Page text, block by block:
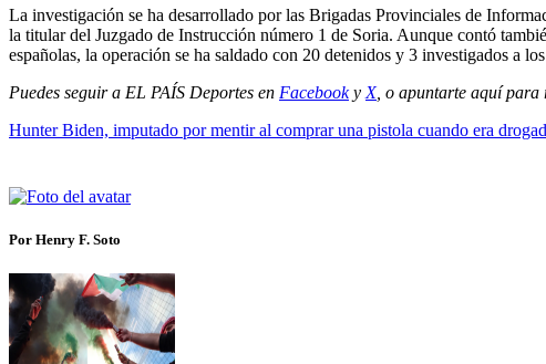
La investigación se ha desarrollado por las Brigadas Provinciales de
la titular del Juzgado de Instrucción número 1 de Soria. Aunque contó
españolas, la operación se ha saldado con 20 detenidos y 3 investigados a
Puedes seguir a EL PAÍS Deportes en Facebooky X, o apuntarte aquí para
Hunter Biden, imputado por mentir al comprar una pistola cuando era
Por Henry F. Soto